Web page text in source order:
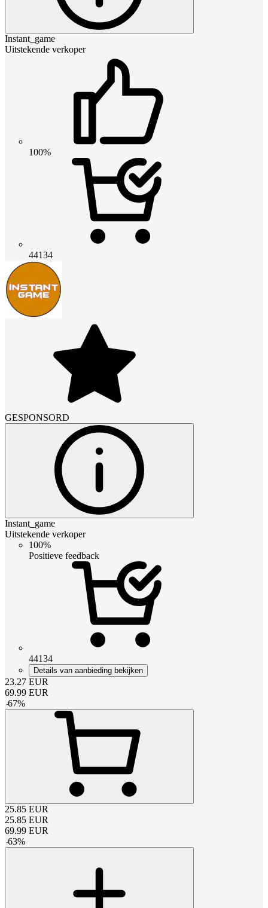
Instant_game
Uitstekende verkoper
100%
44134
GESPONSORD
Instant_game
Uitstekende verkoper
100%
Positieve feedback
44134
Details van aanbieding bekijken
23.27 EUR
69.99 EUR
-67%
25.85 EUR
25.85 EUR
69.99 EUR
-63%